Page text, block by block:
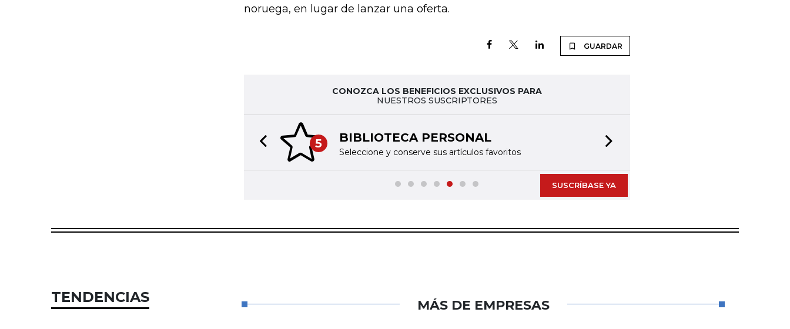
noruega, en lugar de lanzar una oferta.
GUARDAR
CONOZCA LOS BENEFICIOS EXCLUSIVOS PARA
NUESTROS SUSCRIPTORES
5 BIBLIOTECA PERSONAL
Seleccione y conserve sus artículos favoritos
Previous slide
SUSCRÍBASE YA
TENDENCIAS MÁS DE EMPRESAS